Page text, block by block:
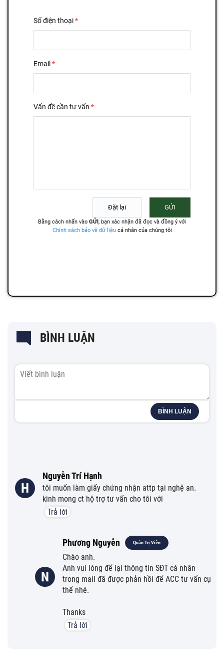
BÌNH LUẬN
BÌNH LUẬN
H
Nguyễn Trí Hạnh
tôi muốn làm giấy chứng nhận attp tại nghệ an.
kinh mong ct hộ trợ tư vấn cho tôi với
Trả lời
N
Phương Nguyễn Quản Trị Viên
Chào anh.
Anh vui lòng để lại thông tin SĐT cá nhân
trong mail đã được phản hồi để ACC tư vấn cụ
thể nhé.
Thanks
Trả lời